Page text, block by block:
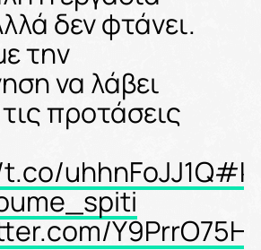
δεν φτάνει.
την
να λάβει
προτάσεις
uhhnFoJJ1Q